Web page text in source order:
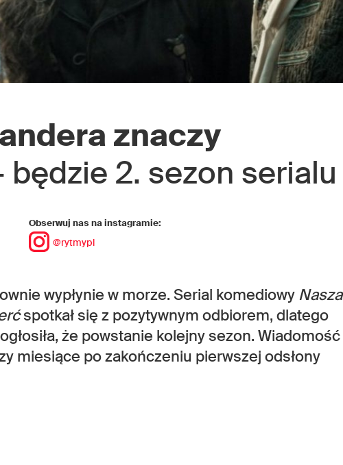
znaczy
będzie 2. sezon serialu
Obserwuj nas na instagramie:
@rytmypl
wypłynie w morze. Serial komediowy Nasza
spotkał się z pozytywnym odbiorem, dlatego
że powstanie kolejny sezon. Wiadomość
miesiące po zakończeniu pierwszej odsłony